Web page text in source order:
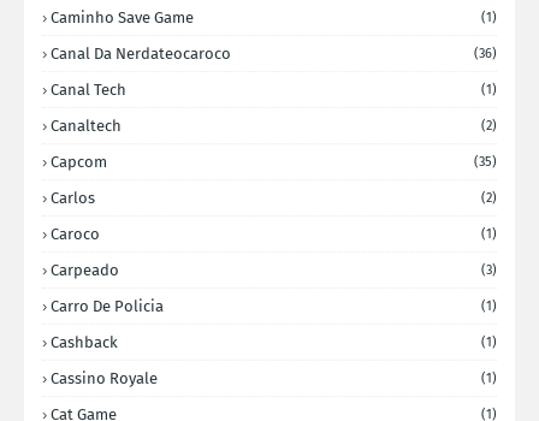
Caminho Save Game (1)
Canal Da Nerdateocaroco (36)
Canal Tech (1)
Canaltech (2)
Capcom (35)
Carlos (2)
Caroco (1)
Carpeado (3)
Carro De Policia (1)
Cashback (1)
Cassino Royale (1)
Cat Game (1)